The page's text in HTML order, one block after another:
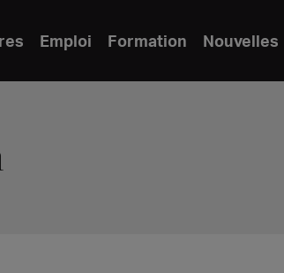
Emploi Formation Nouvelles